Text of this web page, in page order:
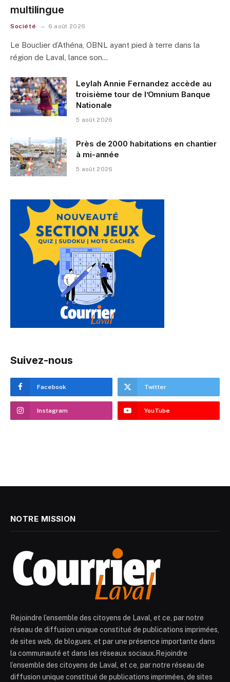
multilingue
Société 6 août 2026
Le Bouclier d’Athéna, OBNL ayant pied à terre dans la
région de Laval, lance son…
Leylah Annie Fernandez accède au
troisième tour de l’Omnium Banque
Nationale
5 août 2026
Près de 2000 habitations en chantier
à mi-année
5 août 2026
Suivez-nous
Facebook Twitter
Instagram YouTube
NOTRE MISSION
Rejoindre l’ensemble des citoyens de Laval, et ce, par notre
réseau de diffusion unique constitué de publications imprimées,
de sites web, de blogues, et par une présence importante dans
la communauté et dans les réseaux sociaux.Rejoindre
l’ensemble des citoyens de Laval, et ce, par notre réseau de
diffusion unique constitué de publications imprimées, de sites